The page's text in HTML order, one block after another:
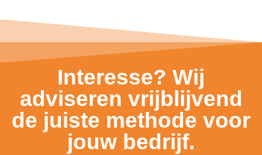
Interesse? Wij
adviseren vrijblijvend
de juiste methode voor
jouw bedrijf.